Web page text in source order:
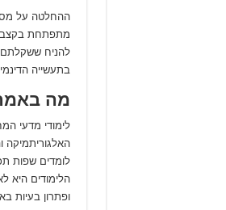
ההחלטה על
מתפתחת בקצב
להניח
בתעשייה
מה
לימודי מדעי
האלגוריתמיקה
לומדים שפות
הלימודים היא
ופתרון בעיות